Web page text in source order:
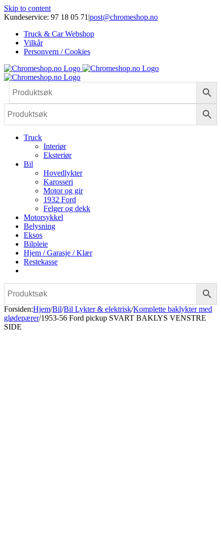
Skip to content
Kundeservice: 97 18 05 71 |post@chromeshop.no
Truck & Car Webshop
Vilkår
Personvern / Cookies
Truck
Interiør
Eksteriør
Bil
Hovedlykter
Karosseri
Motor og gir
1932 Ford
Felger og dekk
Motorsykkel
Belysning
Eksos
Bilpleie
Hjem / Garasje / Klær
Restekasse
Forsiden:Hjem/Bil/Bil Lykter & elektrisk/Komplette baklykter med
glødepærer/1953-56 Ford pickup SVART BAKLYS VENSTRE
SIDE